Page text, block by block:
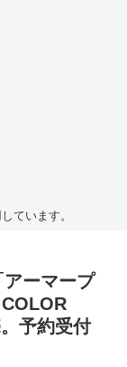
ています。
アーマープ
予約受付